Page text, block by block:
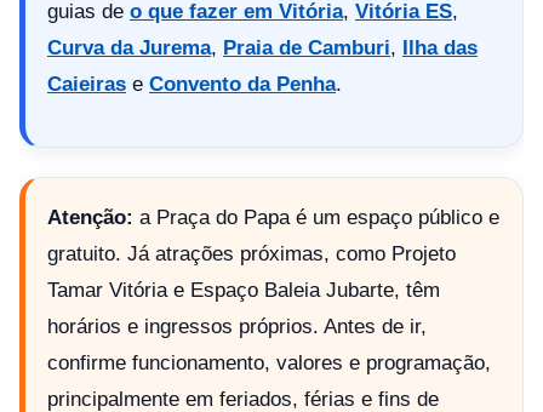
guias de o que fazer em Vitória, Vitória ES,
Curva da Jurema, Praia de Camburi, Ilha das
Caieiras e Convento da Penha.
Atenção: a Praça do Papa é um espaço público e
gratuito. Já atrações próximas, como Projeto
Tamar Vitória e Espaço Baleia Jubarte, têm
horários e ingressos próprios. Antes de ir,
confirme funcionamento, valores e programação,
principalmente em feriados, férias e fins de